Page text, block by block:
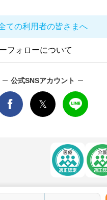
ての利用者の皆さまへ
フォローについて
公式SNSアカウント
ビ看護師│マイナビ薬剤師│マイナビ保育士